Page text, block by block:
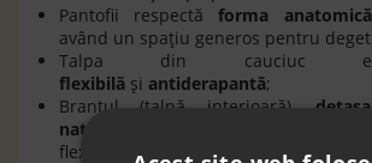
Pantofii respectăforma
având un spaţiu generos pentru
Talpa din cauciuc
flexibilă şi antiderapantă;
Branţul (talpă interioară),
naturală,
oferă piciorului o
flexibilitate şi confort în timpul